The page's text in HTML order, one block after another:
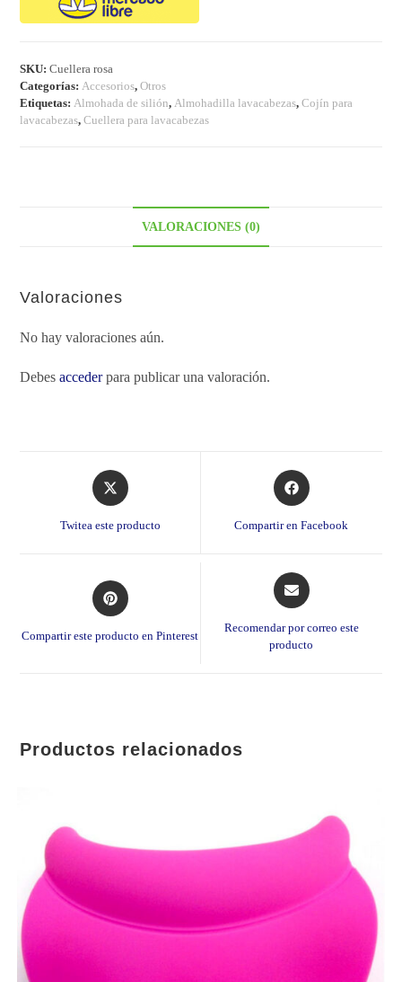
SKU:Cuellera rosa
Categorías: Accesorios,Otros
Etiquetas: Almohada de silión, Almohadilla lavacabezas,Cojín para
lavacabezas,Cuellera para lavacabezas
VALORACIONES (0)
Valoraciones
No hay valoraciones aún.
Debesaccederpara publicar una valoración.
Opens
in
Twitea este producto
Opens
in
Compartir en Facebook
Opens
in
new
Compartir este producto en Pinterest
Opens
in
new
Recomendar por correo este
producto
Productos relacionados